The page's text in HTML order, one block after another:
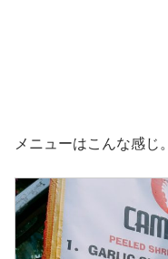
メニューはこんな感じ。